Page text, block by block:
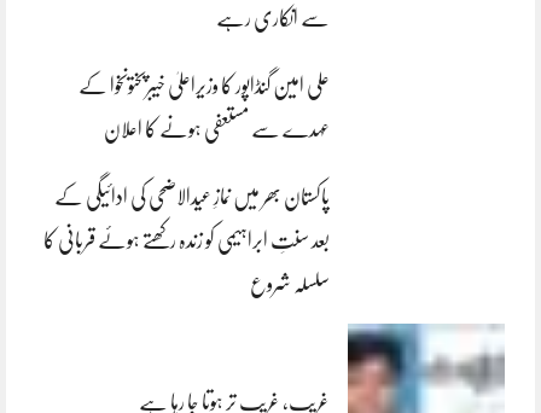
سے انکاری رہے
علی امین گنڈاپور کا وزیراعلیٰ خیبرپختونخوا کے
عہدے سے مستعفی ہونے کا اعلان
پاکستان بھر میں نمازِ عیدالاضحی کی ادائیگی کے
بعد سنتِ ابراہیمی کو زندہ رکھتے ہوئے قربانی کا
سلسلہ شروع
غریب، غریب تر ہوتا جا رہا ہے